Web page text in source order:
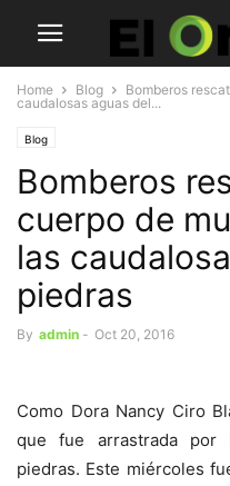
Home Blog
Bomberos
caudalosas aguas del...
Blog
Bomberos
cuerpo de
las
piedras
By admin - Oct 20, 2016
Como Dora Nancy Ciro
que fue arrastrada por
piedras. Este miércoles